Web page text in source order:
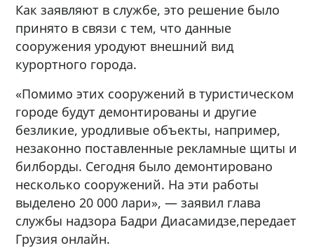
Как заявляют в службе, это решение было
принято в связи с тем, что данные
сооружения уродуют внешний вид
курортного города.
«Помимо этих сооружений в туристическом
городе будут демонтированы и другие
безликие, уродливые объекты, например,
незаконно поставленные рекламные щиты и
билборды. Сегодня было демонтировано
несколько сооружений. На эти работы
выделено 20 000 лари», — заявил глава
службы надзора Бадри Диасамидзе,передает
Грузия онлайн.